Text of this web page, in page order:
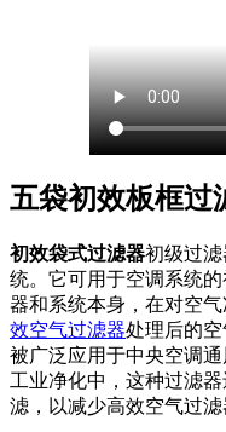
五袋初效板框过
初效袋式过滤器初级过
统。它可用于空调系统
器和系统本身，在对空
效空气过滤器处理后的
被广泛应用于中央空调
工业净化中，这种过滤
滤，以减少高效空气过滤